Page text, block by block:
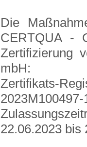
Die
CERTQUA -
Zertifizierung
mbH:
Zertifikats-
2023M100497-
22.06.2023 bis